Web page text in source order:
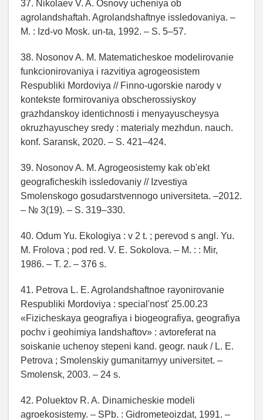
37. Nikolaev V. A. Osnovy ucheniya ob
agrolandshaftah. Agrolandshaftnye issledovaniya. –
M. : Izd-vo Mosk. un-ta, 1992. – S. 5–57.
38. Nosonov A. M. Matematicheskoe modelirovanie
funkcionirovaniya i razvitiya agrogeosistem
Respubliki Mordoviya // Finno-ugorskie narody v
kontekste formirovaniya obscherossiyskoy
grazhdanskoy identichnosti i menyayuscheysya
okruzhayuschey sredy : materialy mezhdun. nauch.
konf. Saransk, 2020. – S. 421–424.
39. Nosonov A. M. Agrogeosistemy kak ob'ekt
geograficheskih issledovaniy // Izvestiya
Smolenskogo gosudarstvennogo universiteta. –2012.
– № 3(19). – S. 319–330.
40. Odum Yu. Ekologiya : v 2 t. ; perevod s angl. Yu.
M. Frolova ; pod red. V. E. Sokolova. – M. : : Mir,
1986. – T. 2. – 376 s.
41. Petrova L. E. Agrolandshaftnoe rayonirovanie
Respubliki Mordoviya : special'nost' 25.00.23
«Fizicheskaya geografiya i biogeografiya, geografiya
pochv i geohimiya landshaftov» : avtoreferat na
soiskanie uchenoy stepeni kand. geogr. nauk / L. E.
Petrova ; Smolenskiy gumanitarnyy universitet. –
Smolensk, 2003. – 24 s.
42. Poluektov R. A. Dinamicheskie modeli
agroekosistemy. – SPb. : Gidrometeoizdat, 1991. –